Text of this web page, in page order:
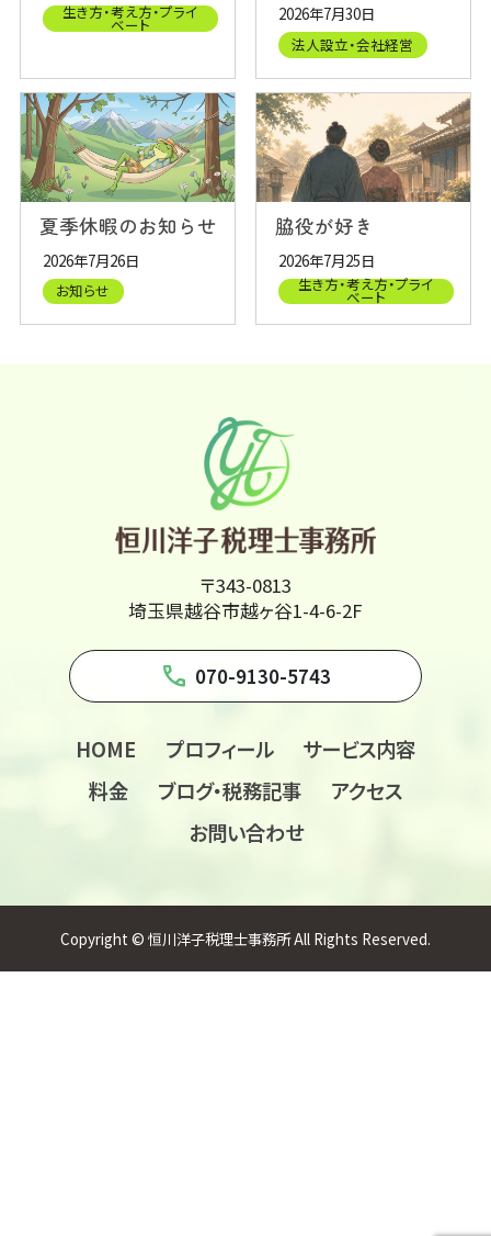
生き方・考え方・プライ
ベート
2026年7月30日
法人設立・会社経営
夏季休暇のお知らせ
2026年7月26日
お知らせ
脇役が好き
2026年7月25日
生き方・考え方・プライ
ベート
〒343-0813
埼玉県越谷市越ヶ谷1-4-6-2F
phone 070-9130-5743
HOME プロフィール
サービス内容
料金
ブログ・税務記事
アクセス
お問い合わせ
Copyright © 恒川洋子税理士事務所 All Rights Reserved.